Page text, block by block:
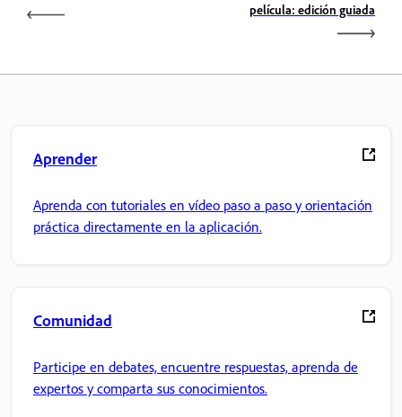
película: edición guiada
Aprender
Aprenda con tutoriales en vídeo paso a paso y orientación
práctica directamente en la aplicación.
Comunidad
Participe en debates, encuentre respuestas, aprenda de
expertos y comparta sus conocimientos.